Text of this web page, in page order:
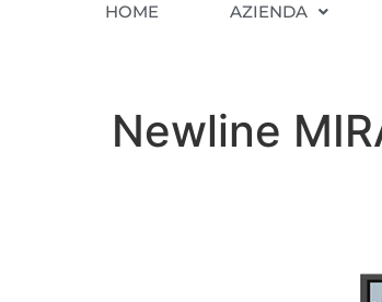
HOME AZIENDA
Newline